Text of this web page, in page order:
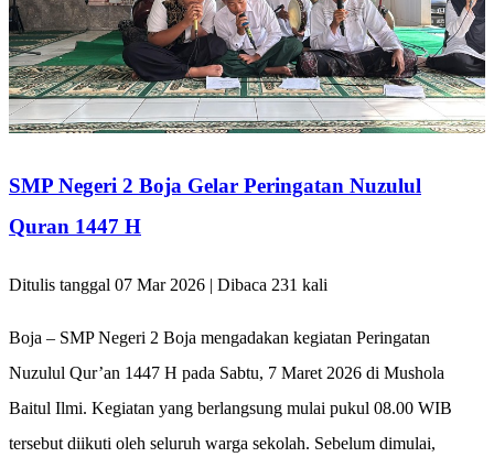
SMP Negeri 2 Boja Gelar Peringatan Nuzulul
Quran 1447 H
Ditulis tanggal 07 Mar 2026 | Dibaca 231 kali
Boja – SMP Negeri 2 Boja mengadakan kegiatan Peringatan
Nuzulul Qur’an 1447 H pada Sabtu, 7 Maret 2026 di Mushola
Baitul Ilmi. Kegiatan yang berlangsung mulai pukul 08.00 WIB
tersebut diikuti oleh seluruh warga sekolah. Sebelum dimulai,